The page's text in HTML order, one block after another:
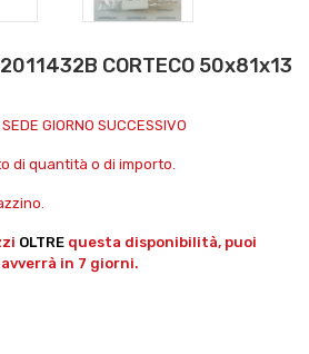
CORTECO 50x81x13
GIORNO SUCCESSIVO
di quantità o di importo.
OLTRE questa disponibilità, puoi
in 7 giorni.